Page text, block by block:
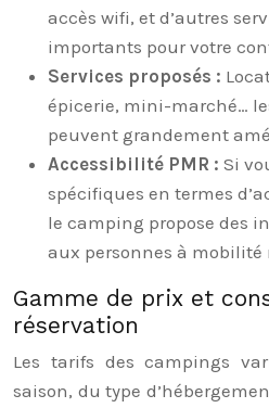
accès wifi, et d’autres
importants pour votre
Services proposés :
épicerie, mini-marché…
peuvent grandement
Accessibilité PMR : Si
spécifiques en termes
le camping propose des
aux personnes à mobilité
Gamme de prix et
réservation
Les tarifs des campings
saison, du type